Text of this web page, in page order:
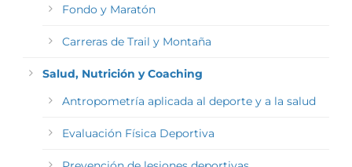
Fondo y Maratón
Carreras de Trail y Montaña
Salud, Nutrición y Coaching
Antropometría aplicada al deporte y a la salud
Evaluación Física Deportiva